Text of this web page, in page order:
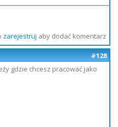
zarejestruj aby dodać komentarz
#128
gdzie chcesz pracować jako